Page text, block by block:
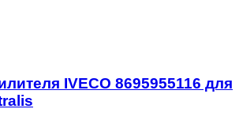
IVECO 8695955116 для